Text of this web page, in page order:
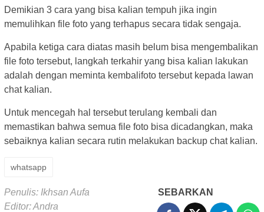
Demikian 3 cara yang bisa kalian tempuh jika ingin
memulihkan file foto yang terhapus secara tidak sengaja.
Apabila ketiga cara diatas masih belum bisa mengembalikan
file foto tersebut, langkah terkahir yang bisa kalian lakukan
adalah dengan meminta kembalifoto tersebut kepada lawan
chat kalian.
Untuk mencegah hal tersebut terulang kembali dan
memastikan bahwa semua file foto bisa dicadangkan, maka
sebaiknya kalian secara rutin melakukan backup chat kalian.
whatsapp
Penulis: Ikhsan Aufa
Editor: Andra
SEBARKAN